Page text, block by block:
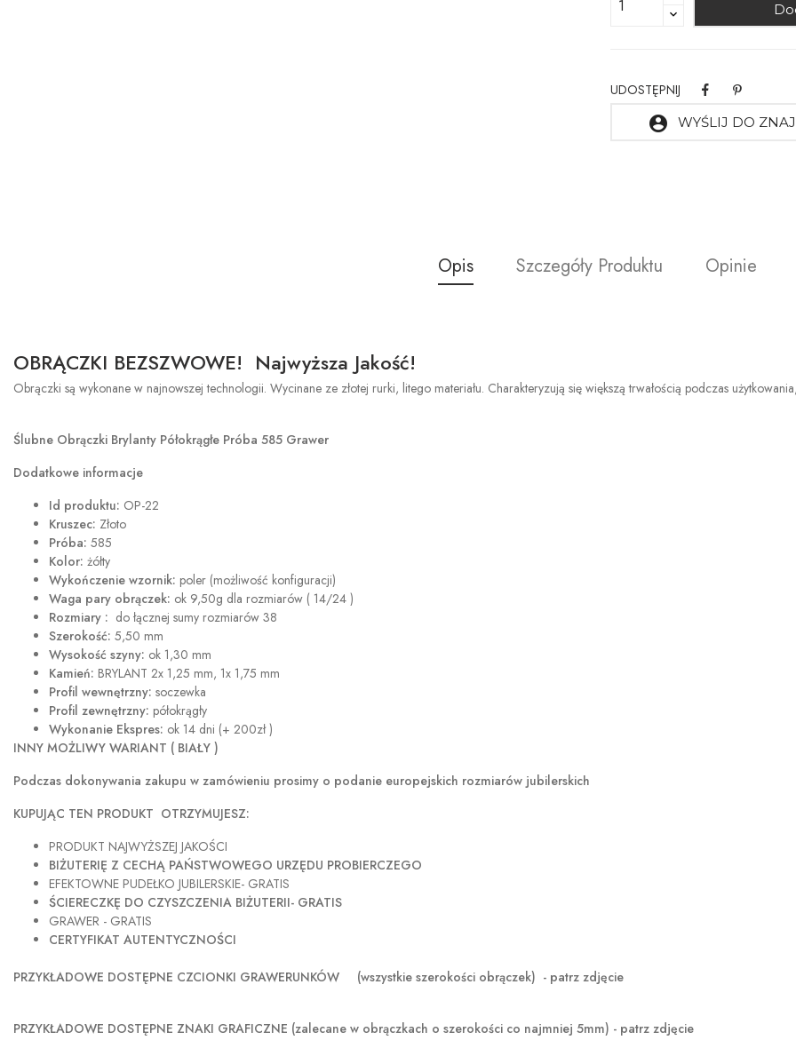
UDOSTĘPNIJ
account_circle WYŚLIJ DO
Opis Szczegóły Produktu Opinie
OBRĄCZKI BEZSZWOWE! Najwyższa Jakość!
Obrączki są wykonane w najnowszej technologii. Wycinane ze złotej rurki, litego materiału. Charakteryzują się większą trwałością podczas
Ślubne Obrączki Brylanty Półokrągłe Próba 585 Grawer
Dodatkowe informacje
Id produktu: OP-22
Kruszec: Złoto
Próba: 585
Kolor: żółty
Wykończenie wzornik: poler (możliwość konfiguracji)
Waga pary obrączek: ok 9,50g dla rozmiarów ( 14/24 )
Rozmiary : do łącznej sumy rozmiarów 38
Szerokość: 5,50 mm
Wysokość szyny: ok 1,30 mm
Kamień: BRYLANT 2x 1,25 mm, 1x 1,75 mm
Profil wewnętrzny: soczewka
Profil zewnętrzny: półokrągły
Wykonanie Ekspres: ok 14 dni (+ 200zł )
INNY MOŻLIWY WARIANT ( BIAŁY )
Podczas dokonywania zakupu w zamówieniu prosimy o podanie europejskich rozmiarów jubilerskich
KUPUJĄC TEN PRODUKT OTRZYMUJESZ:
PRODUKT NAJWYŻSZEJ JAKOŚCI
BIŻUTERIĘ Z CECHĄ PAŃSTWOWEGO URZĘDU PROBIERCZEGO
EFEKTOWNE PUDEŁKO JUBILERSKIE- GRATIS
ŚCIERECZKĘ DO CZYSZCZENIA BIŻUTERII- GRATIS
GRAWER - GRATIS
CERTYFIKAT AUTENTYCZNOŚCI
PRZYKŁADOWE DOSTĘPNE CZCIONKI GRAWERUNKÓW (wszystkie szerokości obrączek) - patrz zdjęcie
PRZYKŁADOWE DOSTĘPNE ZNAKI GRAFICZNE (zalecane w obrączkach o szerokości co najmniej 5mm) - patrz zdjęcie